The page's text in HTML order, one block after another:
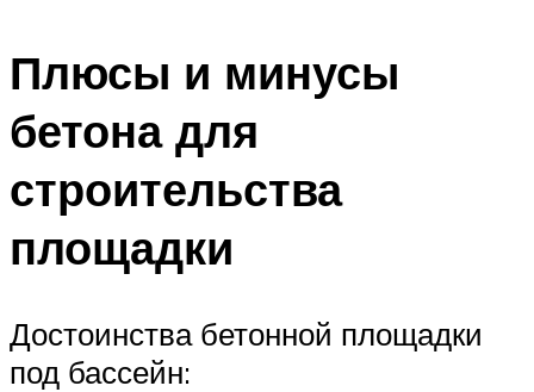
Плюсы и минусы
бетона для
строительства
площадки
Достоинства бетонной площадки
под бассейн: